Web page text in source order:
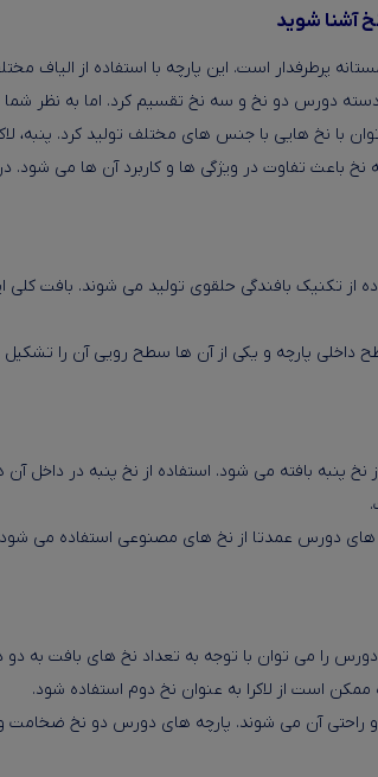
آشنا شوید
پرطرفدار است. این پارچه با استفاده از
دسته دورس دو نخ و سه نخ تقسیم کرد. اما به نظر
با نخ هایی با جنس های مختلف تولید کرد. پنبه،
باعث تفاوت در ویژگی ها و کاربرد آن ها می شود.
از تکنیک بافندگی حلقوی تولید می شوند. بافت
پارچه و یکی از آن ها سطح رویی آن را
پنبه بافته می شود. استفاده از نخ پنبه در
دورس عمدتا از نخ های مصنوعی استفاده می
را می توان با توجه به تعداد نخ های بافت به
است از لاکرا به عنوان نخ دوم استفاده شود.
راحتی آن می شوند. پارچه های دورس دو نخ ضخامت و